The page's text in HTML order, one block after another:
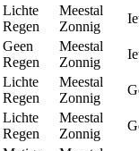
Lichte
Regen
Meestal
Zonnig
Geen
Regen
Meestal
Zonnig
Lichte
Regen
Meestal
Zonnig
Lichte
Regen
Meestal
Zonnig